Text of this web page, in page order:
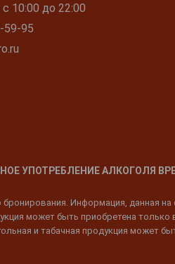
10:00 до 22:00
59-95
УПОТРЕБЛЕНИЕ АЛКОГОЛЯ
Информация, данная
может быть приобретена
и табачная продукция может